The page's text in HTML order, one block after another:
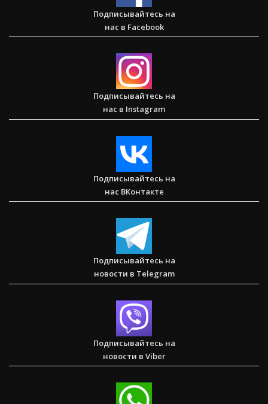
Два часа, которые изменили жизнь буддистского монаха
(Стэн и Лана — Иисус без границ) (BBS05030)
Спасаем. Восстанавливаем. Обучаем. Помогите нам
достичь цели в $10 000
Подписывайтесь на
нас в Facebook
Подписывайтесь на
нас в Instagram
Подписывайтесь на
нас ВКонтакте
Подписывайтесь на
новости в Telegram
Подписывайтесь на
новости в Viber